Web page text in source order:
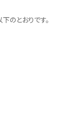
のとおりです。